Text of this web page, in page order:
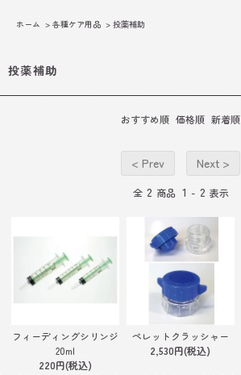
ホーム > 各種ケア用品 > 投薬補助
投薬補助
おすすめ順 価格順 新着順
< Prev Next >
全 2 商品 1 - 2 表示
フィーディングシリンジ
20ml
220円(税込)
ペレットクラッシャー
2,530円(税込)